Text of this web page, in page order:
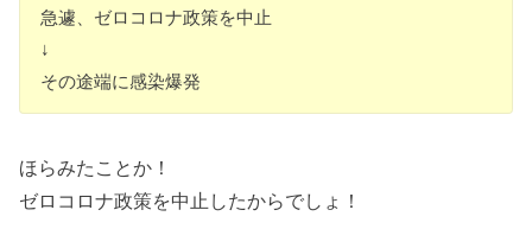
急遽、ゼロコロナ政策を中止
↓
その途端に感染爆発
ほらみたことか！
ゼロコロナ政策を中止したからでしょ！